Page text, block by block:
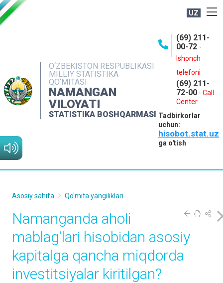
UZ
O‘ZBEKISTON RESPUBLIKASI
MILLIY STATISTIKA
QO‘MITASI
NAMANGAN
VILOYATI
STATISTIKA BOSHQARMASI
(69) 211-
00-72 -
Ishonch
telefoni
(69) 211-
72-00 - Call
Center
Tadbirkorlar
uchun:
hisobot.stat.uz
ga o'tish
NASHRLAR
INTERAKTIV XIZMATLAR
MATBUOT XIZMATI
MUROJAATLAR
Asosiy sahifa Qo'mita yangiliklari
Namanganda aholi
mablag‘lari hisobidan asosiy
kapitalga qancha miqdorda
investitsiyalar kiritilgan?